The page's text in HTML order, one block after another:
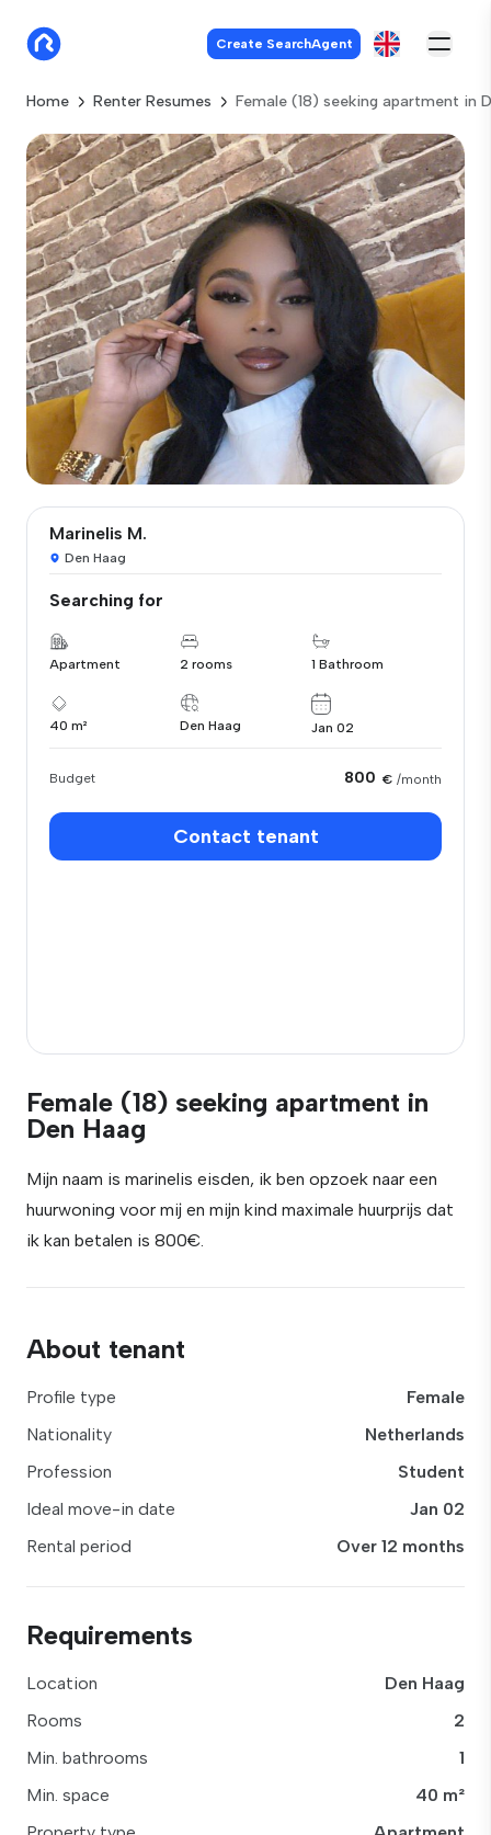
Create SearchAgent
Home Renter Resumes Female (18) seeking apartment in
Marinelis M.
Den Haag
Searching for
Apartment 2 rooms 1 Bathroom
40 m² Den Haag Jan 02
Budget 800 € /month
Contact tenant
Female (18) seeking apartment in
Den Haag
Mijn naam is marinelis eisden, ik ben opzoek naar een
huurwoning voor mij en mijn kind maximale huurprijs dat
ik kan betalen is 800€.
About tenant
Profile type
Female
Nationality
Netherlands
Profession
Student
Ideal move-in date
Jan 02
Rental period
Over 12 months
Requirements
Location
Den Haag
Rooms
2
Min. bathrooms
1
Min. space
40 m²